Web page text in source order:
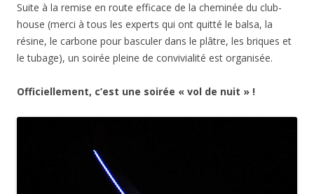
Suite à la remise en route efficace de la cheminée du club-
house (merci à tous les experts qui ont quitté le balsa, la
résine, le carbone pour basculer dans le plâtre, les briques et
le tubage), un soirée pleine de convivialité est organisée.
Officiellement, c’est une soirée « vol de nuit » !